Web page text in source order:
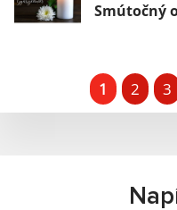
Smútočný
1 2 3